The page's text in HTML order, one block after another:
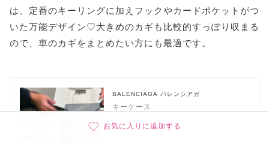
は、定番のキーリングに加えフックやカードポケットがつ
いた万能デザイン♡大きめのカギも比較的すっぽり収まる
ので、車のカギをまとめたい方にも最適です。
BALENCIAGA バレンシアガ
キーケース
お気に入りに追加する